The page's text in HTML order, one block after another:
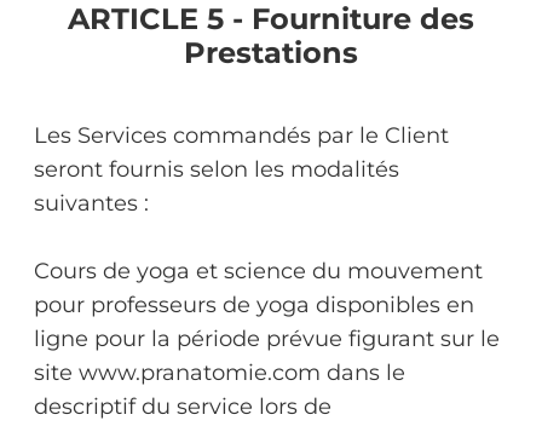
ARTICLE 5 - Fourniture des
Prestations
Les Services commandés par le Client
seront fournis selon les modalités
suivantes :
Cours de yoga et science du mouvement
pour professeurs de yoga disponibles en
ligne pour la période prévue figurant sur le
site www.pranatomie.com dans le
descriptif du service lors de